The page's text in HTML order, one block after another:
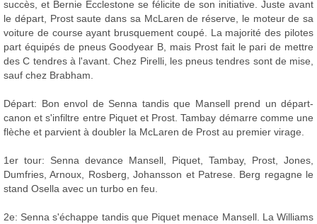
succès, et Bernie Ecclestone se félicite de son initiative. Juste avant
le départ, Prost saute dans sa McLaren de réserve, le moteur de sa
voiture de course ayant brusquement coupé. La majorité des pilotes
part équipés de pneus Goodyear B, mais Prost fait le pari de mettre
des C tendres à l'avant. Chez Pirelli, les pneus tendres sont de mise,
sauf chez Brabham.
Départ: Bon envol de Senna tandis que Mansell prend un départ-
canon et s'infiltre entre Piquet et Prost. Tambay démarre comme une
flèche et parvient à doubler la McLaren de Prost au premier virage.
1er tour: Senna devance Mansell, Piquet, Tambay, Prost, Jones,
Dumfries, Arnoux, Rosberg, Johansson et Patrese. Berg regagne le
stand Osella avec un turbo en feu.
2e: Senna s'échappe tandis que Piquet menace Mansell. La Williams